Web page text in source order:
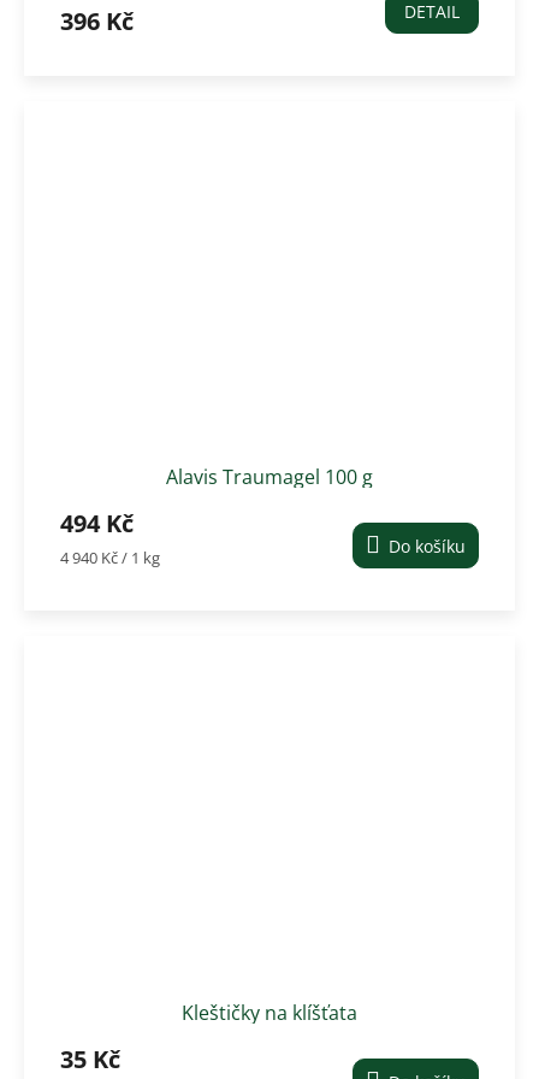
396 Kč DETAIL
Alavis Traumagel 100 g
494 Kč
Měrná
4 940 Kč / 1 kg Do košíku
Kleštičky na klíšťata
35 Kč